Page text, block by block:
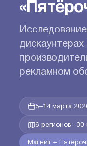
рекламном
5–14 марта
6 регионов · 30
Магнит +